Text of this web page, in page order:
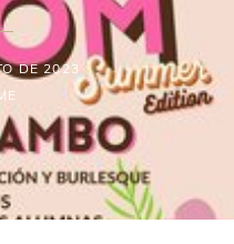
DE 2023